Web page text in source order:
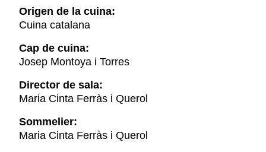
Origen de la cuina:
Cuina catalana
Cap de cuina:
Josep Montoya i Torres
Director de sala:
Maria Cinta Ferràs i Querol
Sommelier:
Maria Cinta Ferràs i Querol